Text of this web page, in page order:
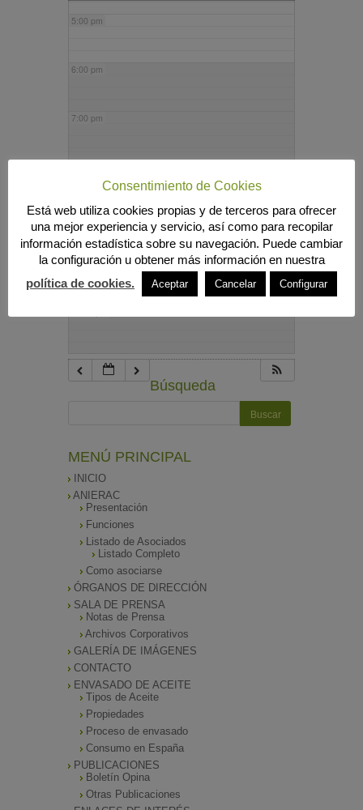
5:00 pm
6:00 pm
7:00 pm
9:00 pm
10:00 pm
Búsqueda
MENÚ PRINCIPAL
INICIO
ANIERAC
Presentación
Funciones
Listado de Asociados
Listado Completo
Como asociarse
ÓRGANOS DE DIRECCIÓN
SALA DE PRENSA
Notas de Prensa
Archivos Corporativos
GALERÍA DE IMÁGENES
CONTACTO
ENVASADO DE ACEITE
Tipos de Aceite
Propiedades
Proceso de envasado
Consumo en España
PUBLICACIONES
Boletín Opina
Otras Publicaciones
Consentimiento de Cookies
Está web utiliza cookies propias y de terceros para ofrecer
una mejor experiencia y servicio, así como para recopilar
información estadística sobre su navegación. Puede cambiar
la configuración u obtener más información en nuestra
política de cookies.
Aceptar Cancelar Configurar